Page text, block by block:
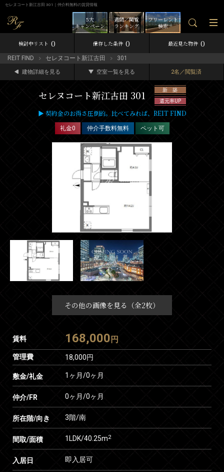
セレヌコート新江古田 301｜仲介料無料の賃貸情報
フリーレント
検索
週間／閲覧
ランキング
5大
キャンペーン
検討中リスト 0 保存した条件 0 最近見た物件 0
REIT FIND セレヌコート新江古田 301
建物詳細を見る 空室一覧を見る 2名／閲覧済
セレヌコート新江古田 301
新 築
還元率UP
▶ 契約金のお得さ圧倒的。比べてみれば、REIT FIND
礼金0 仲介手数料無料 ペット可
その他の画像を見る（全2枚）
賃料 168,000 円
管理費 18,000円
敷金/礼金 1ヶ月/0ヶ月
仲介/FR 0ヶ月/0ヶ月
所在階/向き 3階/南
間取/面積 1LDK/40.25m2
入居日 即入居可